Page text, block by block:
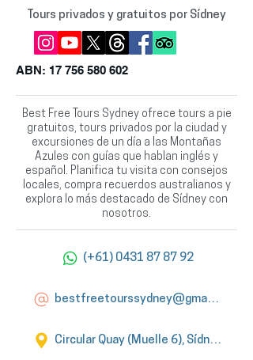
Tours privados y gratuitos por Sídney
ABN: 17 756 580 602
Best Free Tours Sydney ofrece tours a pie
gratuitos, tours privados por la ciudad y
excursiones de un día a las Montañas
Azules con guías que hablan inglés y
español. Planifica tu visita con consejos
locales, compra recuerdos australianos y
explora lo más destacado de Sídney con
nosotros.
(+61) 0431 87 87 92
bestfreetourssydney@gmail.com
Circular Quay (Muelle 6), Sídney